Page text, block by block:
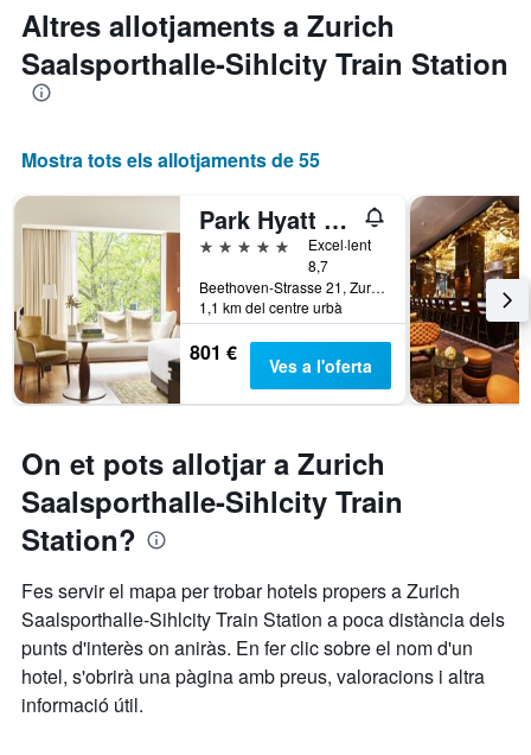
Altres allotjaments a Zurich
Saalsporthalle-Sihlcity Train Station
Mostra tots els allotjaments de 55
Park Hyatt Zurich
5 estrelles
Excel·lent
8,7
Beethoven-Strasse 21, Zuric, Zuric, Suïssa
1,1 km del centre urbà
801 € Ves a l'oferta
On et pots allotjar a Zurich
Saalsporthalle-Sihlcity Train
Station?
Fes servir el mapa per trobar hotels propers a Zurich
Saalsporthalle-Sihlcity Train Station a poca distància dels
punts d'interès on aniràs. En fer clic sobre el nom d'un
hotel, s'obrirà una pàgina amb preus, valoracions i altra
informació útil.